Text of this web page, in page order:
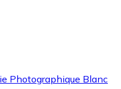
Photographique Blanc